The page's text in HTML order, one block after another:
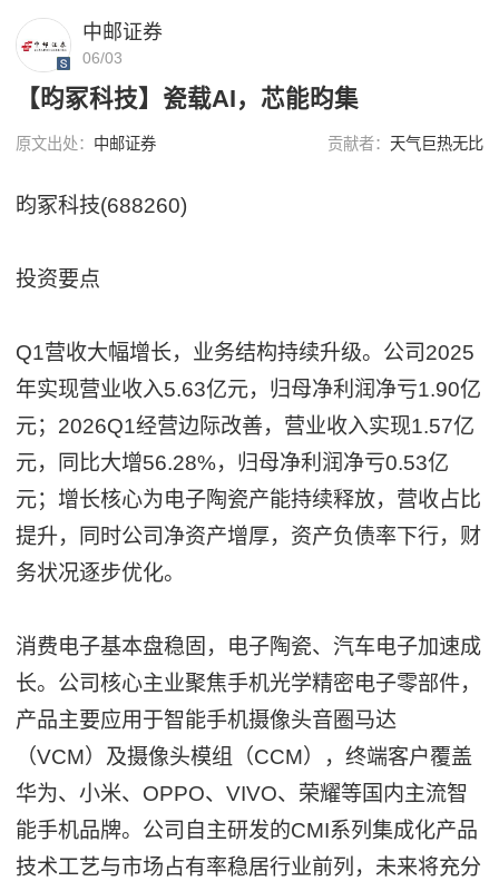
中邮证券
06/03
【昀冢科技】瓷载AI，芯能昀集
原文出处： 中邮证券 贡献者： 天气巨热无比
昀冢科技(688260)
投资要点
Q1营收大幅增长，业务结构持续升级。公司2025
年实现营业收入5.63亿元，归母净利润净亏1.90亿
元；2026Q1经营边际改善，营业收入实现1.57亿
元，同比大增56.28%，归母净利润净亏0.53亿
元；增长核心为电子陶瓷产能持续释放，营收占比
提升，同时公司净资产增厚，资产负债率下行，财
务状况逐步优化。
消费电子基本盘稳固，电子陶瓷、汽车电子加速成
长。公司核心主业聚焦手机光学精密电子零部件，
产品主要应用于智能手机摄像头音圈马达
（VCM）及摄像头模组（CCM），终端客户覆盖
华为、小米、OPPO、VIVO、荣耀等国内主流智
能手机品牌。公司自主研发的CMI系列集成化产品
技术工艺与市场占有率稳居行业前列，未来将充分